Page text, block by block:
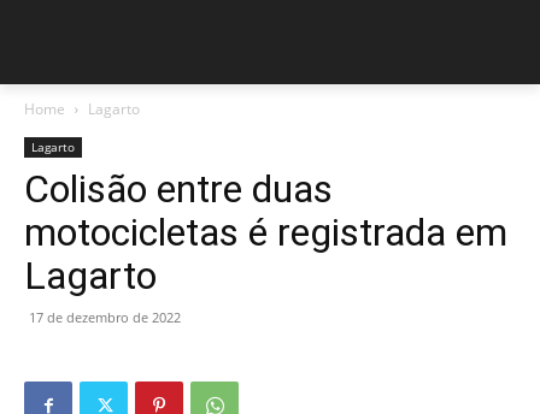
Home Lagarto
Lagarto
Colisão entre duas
motocicletas é registrada em
Lagarto
17 de dezembro de 2022